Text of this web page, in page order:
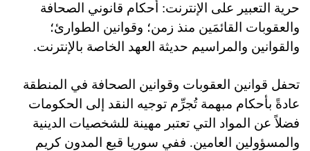
حرية التعبير على الإنترنت: أحكام قانوني الصحافة
والعقوبات القائمَين منذ زمن؛ وقوانين الطوارئ؛
والقوانين والمراسيم حديثة العهد الخاصة بالإنترنت.
تحفل قوانين العقوبات وقوانين الصحافة في المنطقة
عادةً بأحكام مبهمة تُجرِّم توجيه النقد إلى الحكومات
فضلاً عن المواد التي تعتبر مهينة للشخصيات الدينية
والمسؤولين العامين. ففي سوريا قبع المدون كريم